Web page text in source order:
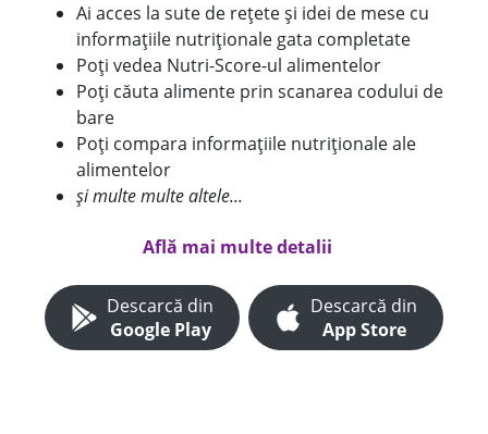
Ai acces la sute de rețete și idei de mese cu
informațiile nutriționale gata completate
Poți vedea Nutri-Score-ul alimentelor
Poți căuta alimente prin scanarea codului de
bare
Poți compara informațiile nutriționale ale
alimentelor
și multe multe altele...
Află mai multe detalii
Descarcă din
Google Play
Descarcă din
App Store